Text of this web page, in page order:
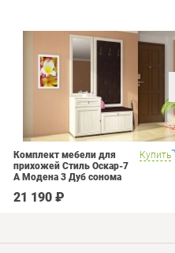
Купить
Комплект мебели для
прихожей Стиль Оскар-7
А Модена 3 Дуб сонома
21 190 ₽